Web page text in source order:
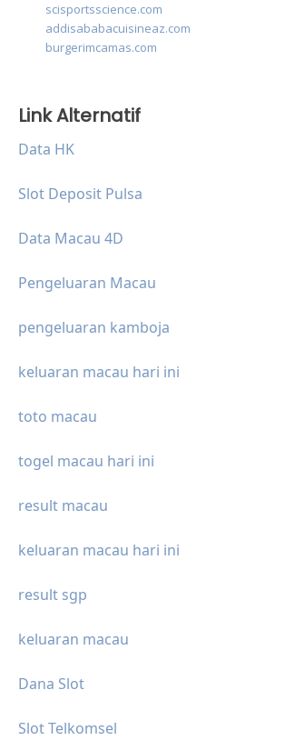
scisportsscience.com
addisababacuisineaz.com
burgerimcamas.com
Link Alternatif
Data HK
Slot Deposit Pulsa
Data Macau 4D
Pengeluaran Macau
pengeluaran kamboja
keluaran macau hari ini
toto macau
togel macau hari ini
result macau
keluaran macau hari ini
result sgp
keluaran macau
Dana Slot
Slot Telkomsel